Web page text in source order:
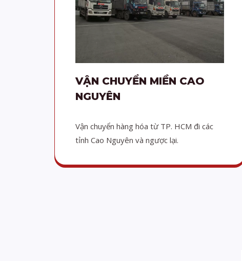
VẬN CHUYỂN MIỀN CAO
NGUYÊN
Vận chuyển hàng hóa từ TP. HCM đi các
tỉnh Cao Nguyên và ngược lại.